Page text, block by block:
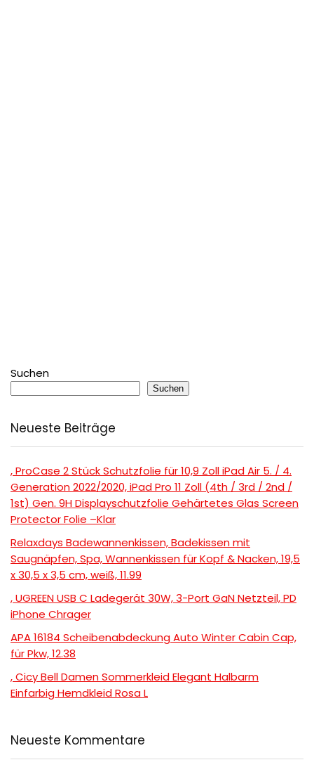
Suchen
Suchen
Neueste Beiträge
, ProCase 2 Stück Schutzfolie für 10,9 Zoll iPad Air 5. / 4.
Generation 2022/2020, iPad Pro 11 Zoll (4th / 3rd / 2nd /
1st) Gen. 9H Displayschutzfolie Gehärtetes Glas Screen
Protector Folie –Klar
Relaxdays Badewannenkissen, Badekissen mit
Saugnäpfen, Spa, Wannenkissen für Kopf & Nacken, 19,5
x 30,5 x 3,5 cm, weiß, 11.99
, UGREEN USB C Ladegerät 30W, 3-Port GaN Netzteil, PD
iPhone Chrager
APA 16184 Scheibenabdeckung Auto Winter Cabin Cap,
für Pkw, 12.38
, Cicy Bell Damen Sommerkleid Elegant Halbarm
Einfarbig Hemdkleid Rosa L
Neueste Kommentare